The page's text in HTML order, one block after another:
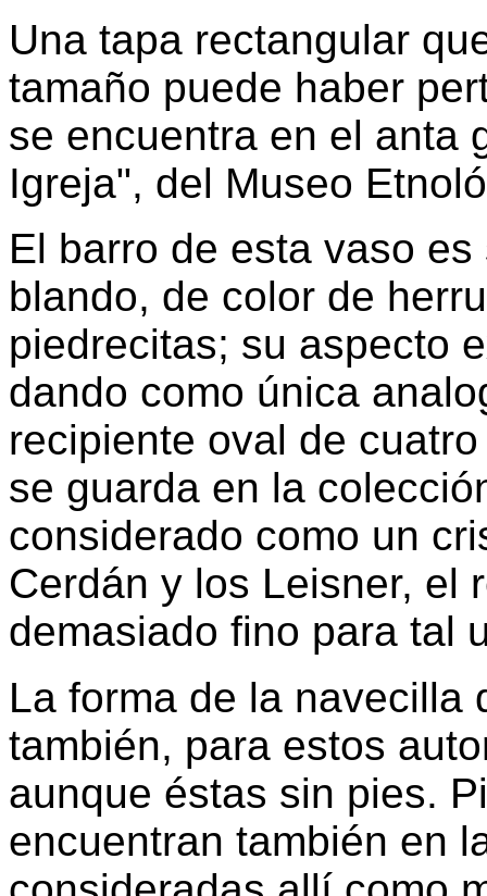
Una tapa rectangular
tamaño puede haber
se encuentra en el anta
Igreja", del Museo
El barro de esta vaso
blando, de color de
piedrecitas; su aspecto
dando como única
recipiente oval de
se guarda en la
considerado como un
Cerdán y los Leisner, el
demasiado fino para tal
La forma de la navecilla
también, para estos
aunque éstas sin pies.
encuentran también en